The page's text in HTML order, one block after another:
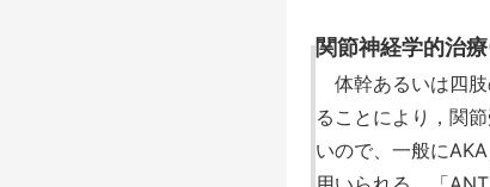
関節神経学的治
体幹あるいは四肢
ることにより，関
いので、一般に